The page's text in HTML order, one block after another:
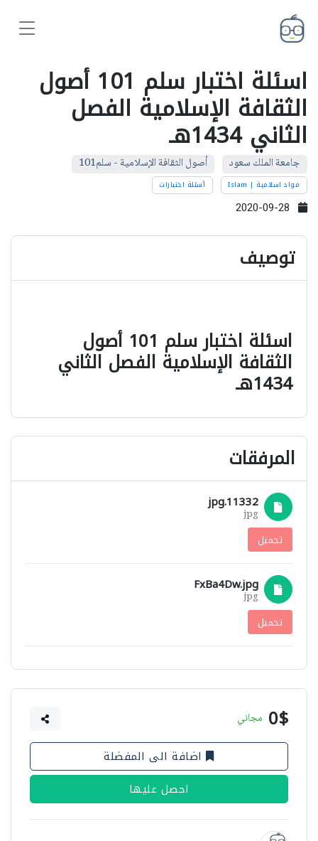
اسئلة اختبار سلم 101 أصول
الثقافة الإسلامية الفصل
الثاني 1434هـ
جامعة الملك سعود أصول الثقافة الإسلامية - سلم101
مواد اسلامية | Islam أسئلة اختبارات
توصيف
اسئلة اختبار سلم 101 أصول
الثقافة الإسلامية الفصل الثاني
1434هـ
المرفقات
11332.jpg
jpg
تحميل
FxBa4Dw.jpg
jpg
تحميل
0$ مجاني
اضافة الى المفضلة
احصل عليها